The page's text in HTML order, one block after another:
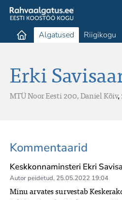
Algatused Riigikogu
Erki
MTÜ Noor Eesti 200,Daniel Kõiv,
Kommentaarid
Keskkonnaminsteri Ekri
Autor peidetud, 25.05.2022 19:04
Minu arvates survestab